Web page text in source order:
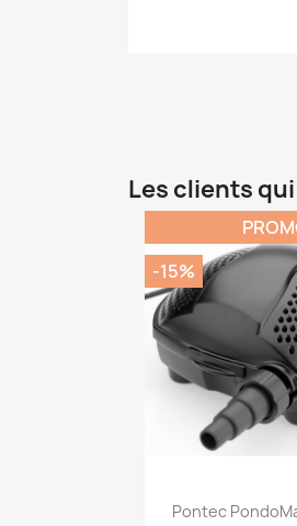
Les clients

Pontec
-15%